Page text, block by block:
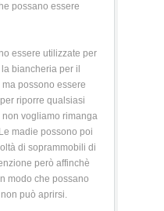
possano essere
essere utilizzate per
biancheria per il
possono essere
riporre qualsiasi
vogliamo rimanga
madie possono poi
di soprammobili di
però affinchè
modo che possano
può aprirsi.